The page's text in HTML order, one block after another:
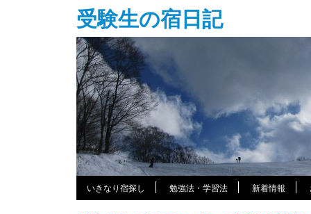
受験生の宿日記
いきなり宿探し 勉強法・学習法 新着情報